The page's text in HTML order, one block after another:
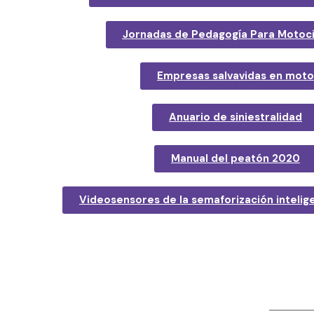
Jornadas de Pedagogía Para
Empresas salvavidas en moto
Anuario de siniestralidad
Manual del peatón 2020
Videosensores de la semaforización